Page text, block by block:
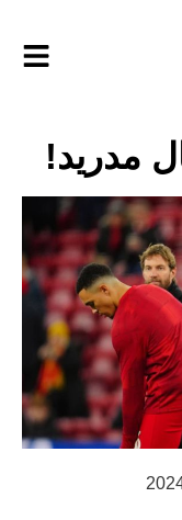
مدريد!